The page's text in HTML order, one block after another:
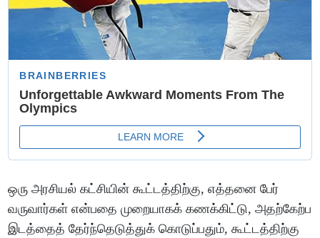
ஒரு அரசியல் கட்சியின் கூட்டத்திற்கு, எத்தனை பேர்
வருவார்கள் என்பதை முறையாகக் கணக்கிட்டு, அதற்கேற்ப
இடத்தைத் தேர்ந்தெடுத்துக் கொடுப்பதும், கூட்டத்திற்கு